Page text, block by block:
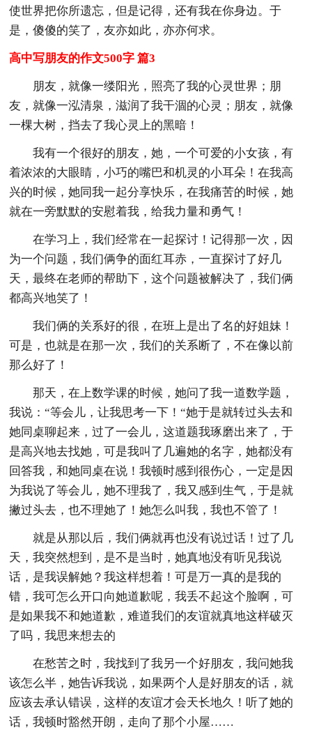
使世界把你所遗忘，但是记得，还有我在你身边。于
是，傻傻的笑了，友亦如此，亦亦何求。
高中写朋友的作文500字 篇3
朋友，就像一缕阳光，照亮了我的心灵世界；朋
友，就像一泓清泉，滋润了我干涸的心灵；朋友，就像
一棵大树，挡去了我心灵上的黑暗！
我有一个很好的朋友，她，一个可爱的小女孩，有
着浓浓的大眼睛，小巧的嘴巴和机灵的小耳朵！在我高
兴的时候，她同我一起分享快乐，在我痛苦的时候，她
就在一旁默默的安慰着我，给我力量和勇气！
在学习上，我们经常在一起探讨！记得那一次，因
为一个问题，我们俩争的面红耳赤，一直探讨了好几
天，最终在老师的帮助下，这个问题被解决了，我们俩
都高兴地笑了！
我们俩的关系好的很，在班上是出了名的好姐妹！
可是，也就是在那一次，我们的关系断了，不在像以前
那么好了！
那天，在上数学课的时候，她问了我一道数学题，
我说：“等会儿，让我思考一下！“她于是就转过头去和
她同桌聊起来，过了一会儿，这道题我琢磨出来了，于
是高兴地去找她，可是我叫了几遍她的名字，她都没有
回答我，和她同桌在说！我顿时感到很伤心，一定是因
为我说了等会儿，她不理我了，我又感到生气，于是就
撇过头去，也不理她了！她怎么叫我，我也不管了！
就是从那以后，我们俩就再也没有说过话！过了几
天，我突然想到，是不是当时，她真地没有听见我说
话，是我误解她？我这样想着！可是万一真的是我的
错，我可怎么开口向她道歉呢，我丢不起这个脸啊，可
是如果我不和她道歉，难道我们的友谊就真地这样破灭
了吗，我思来想去的
在愁苦之时，我找到了我另一个好朋友，我问她我
该怎么半，她告诉我说，如果两个人是好朋友的话，就
应该去承认错误，这样的友谊才会天长地久！听了她的
话，我顿时豁然开朗，走向了那个小屋……